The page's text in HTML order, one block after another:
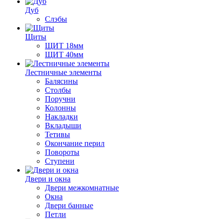
Дуб
Слэбы
Щиты
ЩИТ 18мм
ЩИТ 40мм
Лестничные элементы
Балясины
Столбы
Поручни
Колонны
Накладки
Вкладыши
Тетивы
Окончание перил
Повороты
Ступени
Двери и окна
Двери межкомнатные
Окна
Двери банные
Петли